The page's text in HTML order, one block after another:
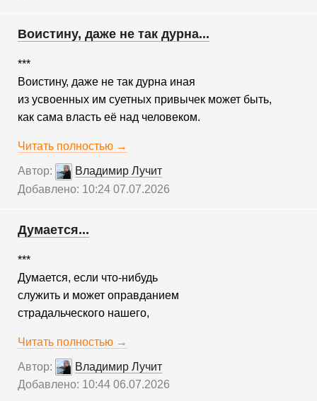
Воистину, даже не так дурна...
***
Воистину, даже не так дурна иная
из усвоенных им суетных привычек может быть,
как сама власть её над человеком.
Читать полностью →
Автор:
Владимир Лучит
Добавлено: 10:24 07.07.2026
Думается...
***
Думается, если что-нибудь
служить и может оправданием
страдальческого нашего,
Читать полностью →
Автор:
Владимир Лучит
Добавлено: 10:44 06.07.2026